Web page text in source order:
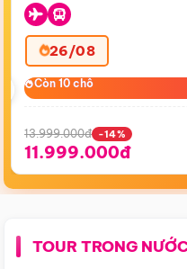
26/08
Còn 10 chỗ
Còn 10 chỗ
13.999.000đ -14%
11.999.000đ
TOUR TRONG